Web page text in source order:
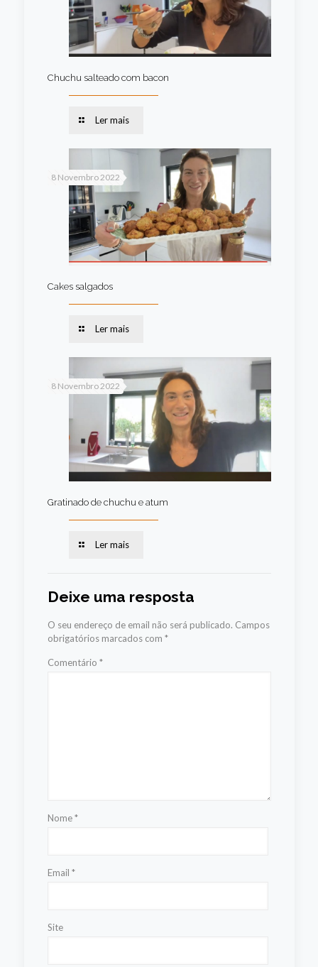
Chuchu salteado com bacon
Ler mais
8 Novembro 2022
Cakes salgados
Ler mais
8 Novembro 2022
Gratinado de chuchu e atum
Ler mais
Deixe uma resposta
O seu endereço de email não será publicado. Campos
obrigatórios marcados com *
Comentário *
Nome*
Email *
Site